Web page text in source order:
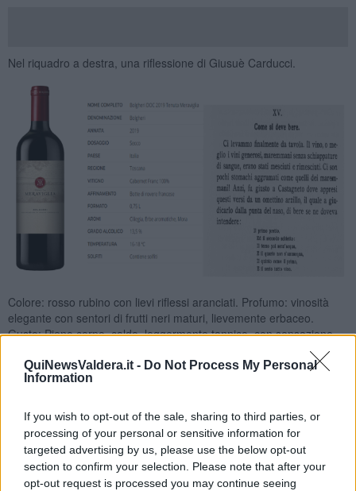
QuiNewsValdera.it - Do Not Process My Personal
Information
If you wish to opt-out of the sale, sharing to third parties, or
processing of your personal or sensitive information for
targeted advertising by us, please use the below opt-out
section to confirm your selection. Please note that after your
opt-out request is processed you may continue seeing
Nel riquadro a destra, una riflessione di Giusuè Carducci.
Colore: rosso rubino con lievi riflessi aranciati. Profumo: vinosità
elegante con sentori di frutti neri maturi, lievemente erbaceo.
Gusto: Pieno corpo, caldo, leggermente tannico, con sensazione
Nadio Stronchi
Se vuoi leggere le notizie principali della Toscana iscriviti alla